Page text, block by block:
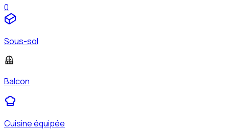
0
Sous-sol
Balcon
Cuisine équipée